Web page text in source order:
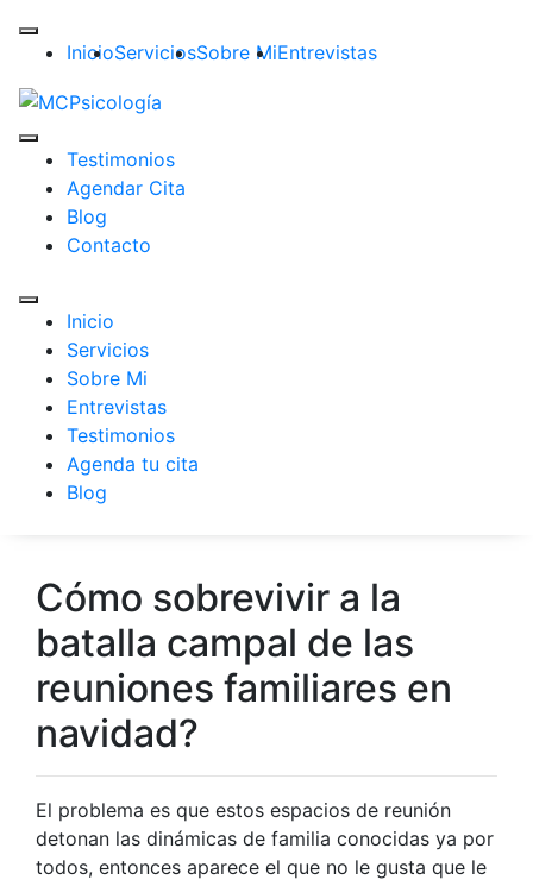
InicioServiciosSobre MiEntrevistas
Testimonios
Agendar Cita
Blog
Contacto
Inicio
Servicios
Sobre Mi
Entrevistas
Testimonios
Agenda tu cita
Blog
Cómo sobrevivir a la
batalla campal de las
reuniones familiares en
navidad?
El problema es que estos espacios de reunión
detonan las dinámicas de familia conocidas ya por
todos, entonces aparece el que no le gusta que le